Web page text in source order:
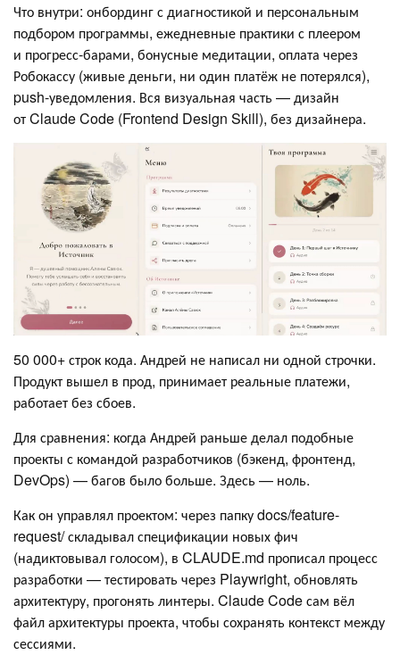
Что внутри: онбординг с диагностикой и персональным
подбором программы, ежедневные практики с плеером
и прогресс-барами, бонусные медитации, оплата через
Робокассу (живые деньги, ни один платёж не потерялся),
push-уведомления. Вся визуальная часть — дизайн
от Claude Code (Frontend Design Skill), без дизайнера.
50 000+ строк кода. Андрей не написал ни одной строчки.
Продукт вышел в прод, принимает реальные платежи,
работает без сбоев.
Для сравнения: когда Андрей раньше делал подобные
проекты с командой разработчиков (бэкенд, фронтенд,
DevOps) — багов было больше. Здесь — ноль.
Как он управлял проектом: через папку docs/feature-
request/ складывал спецификации новых фич
(надиктовывал голосом), в CLAUDE.md прописал процесс
разработки — тестировать через Playwright, обновлять
архитектуру, прогонять линтеры. Claude Code сам вёл
файл архитектуры проекта, чтобы сохранять контекст между
сессиями.